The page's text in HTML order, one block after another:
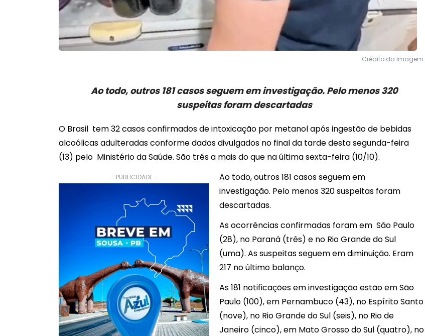
Crédito da Imagem:
Ao todo, outros 181 casos seguem em investigação. Pelo menos 320
suspeitas foram descartadas
O Brasil tem 32 casos confirmados de intoxicação por metanol após ingestão de bebidas
alcoólicas adulteradas conforme dados divulgados no final da tarde desta segunda-feira
(13) pelo Ministério da Saúde. São três a mais do que na última sexta-feira (10/10).
- PUBLICIDADE -
Ao todo, outros 181 casos seguem em
investigação. Pelo menos 320 suspeitas foram
descartadas.
As ocorrências confirmadas foram em São Paulo
(28), no Paraná (três) e no Rio Grande do Sul
(uma). As suspeitas seguem em diminuição. Eram
217 no último balanço.
As 181 notificações em investigação estão em São
Paulo (100), em Pernambuco (43), no Espírito Santo
(nove), no Rio Grande do Sul (seis), no Rio de
Janeiro (cinco), em Mato Grosso do Sul (quatro), no